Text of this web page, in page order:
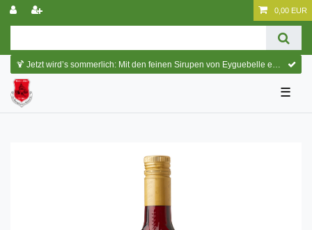
0,00 EUR
🍹 Jetzt wird’s sommerlich: Mit den feinen Sirupen von Eyguebelle entstehen erfrischende Cocktails und köstliche Sommerdrinks.
☰